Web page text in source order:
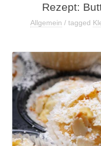
Rezept:
Allgemein / tagged